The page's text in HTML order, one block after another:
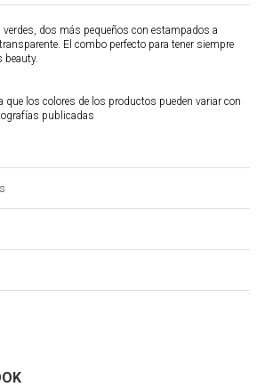
verdes, dos más pequeños con estampados a
El combo perfecto para tener siempre
beauty.
que los colores de los productos pueden variar con
publicadas